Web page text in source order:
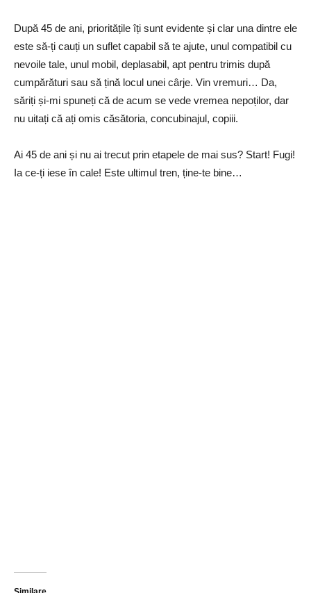
După 45 de ani, prioritățile îți sunt evidente și clar una dintre ele
este să-ți cauți un suflet capabil să te ajute, unul compatibil cu
nevoile tale, unul mobil, deplasabil, apt pentru trimis după
cumpărături sau să țină locul unei cârje. Vin vremuri… Da,
săriți și-mi spuneți că de acum se vede vremea nepoților, dar
nu uitați că ați omis căsătoria, concubinajul, copiii.
Ai 45 de ani și nu ai trecut prin etapele de mai sus? Start! Fugi!
Ia ce-ți iese în cale! Este ultimul tren, ține-te bine…